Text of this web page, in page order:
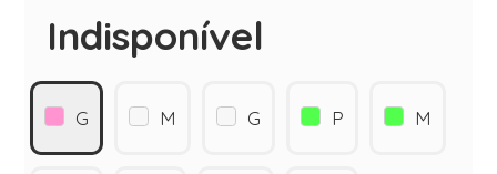
Indisponível
G M G P M